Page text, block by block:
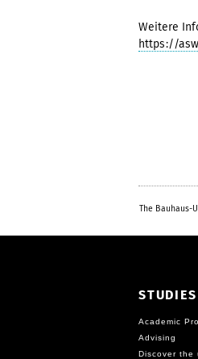
Weitere
https://
The Bauhaus-
STUDIES
Academic
Advising
Discover the